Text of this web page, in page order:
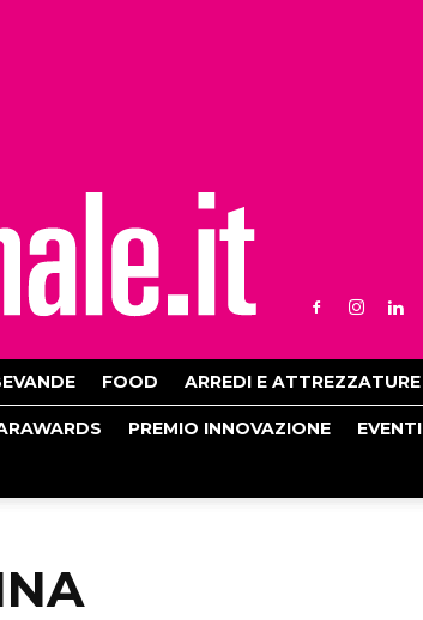
FOOD ARREDI E ATTREZZATURE
PREMIO INNOVAZIONE EVENTI